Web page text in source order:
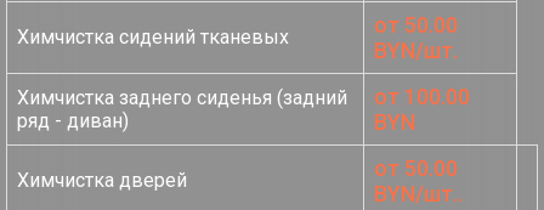
Химчистка сидений тканевых
от 50.00
BYN/шт.
Химчистка заднего сиденья (задний
ряд - диван)
от 100.00
BYN
Химчистка дверей
от 50.00
BYN/шт..